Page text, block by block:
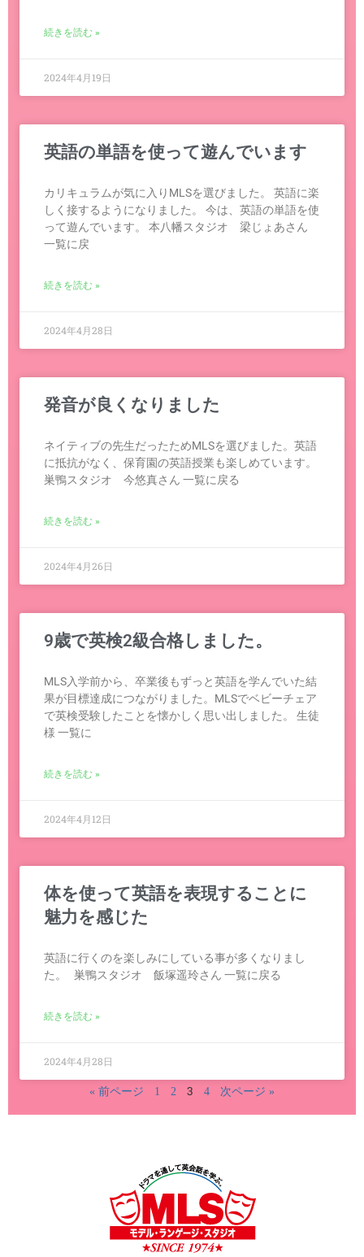
続きを読む »
2024年4月19日
英語の単語を使って遊んでいます
カリキュラムが気に入りMLSを選びました。 英語に楽
しく接するようになりました。 今は、英語の単語を使
って遊んでいます。 本八幡スタジオ 梁じょあさん
一覧に戻
続きを読む »
2024年4月28日
発音が良くなりました
ネイティブの先生だったためMLSを選びました。英語
に抵抗がなく、保育園の英語授業も楽しめています。
巣鴨スタジオ 今悠真さん 一覧に戻る
続きを読む »
2024年4月26日
9歳で英検2級合格しました。
MLS入学前から、卒業後もずっと英語を学んでいた結
果が目標達成につながりました。MLSでベビーチェア
で英検受験したことを懐かしく思い出しました。 生徒
様 一覧に
続きを読む »
2024年4月12日
体を使って英語を表現することに
魅力を感じた
英語に行くのを楽しみにしている事が多くなりまし
た。 巣鴨スタジオ 飯塚遥玲さん 一覧に戻る
続きを読む »
2024年4月28日
« 前ページ 1 2 3 4 次ページ »